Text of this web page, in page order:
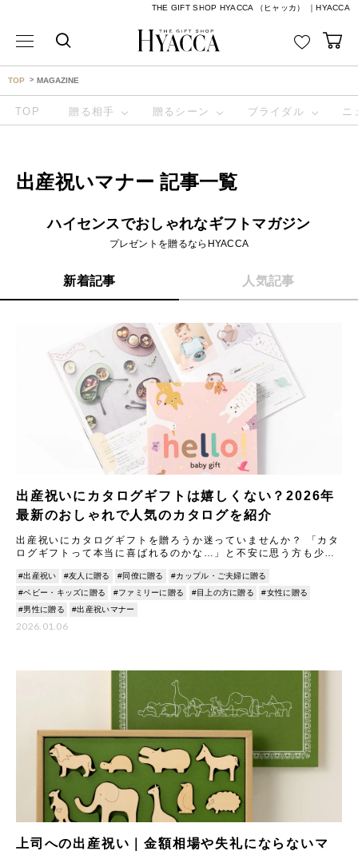
THE GIFT SHOP HYACCA （ヒャッカ） ｜HYACCA
TOP MAGAZINE
TOP 贈る相手 贈るシーン ブライダル ニ
出産祝いマナー 記事一覧
ハイセンスでおしゃれなギフトマガジン
プレゼントを贈るならHYACCA
新着記事 人気記事
出産祝いにカタログギフトは嬉しくない？2026年
最新のおしゃれで人気のカタログを紹介
出産祝いにカタログギフトを贈ろうか迷っていませんか？ 「カタ
ログギフトって本当に喜ばれるのかな…」と不安に思う方も少な
#出産祝い #友人に贈る #同僚に贈る
#カップル・ご夫婦に贈る
#ベビー・キッズに贈る
#ファミリーに贈る #目上の方に贈る
#女性に贈る
#男性に贈る
#出産祝いマナー
2026.01.06
上司への出産祝い｜金額相場や失礼にならないマ